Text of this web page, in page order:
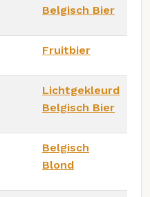
Belgisch Bier
Fruitbier
Lichtgekleurd
Belgisch Bier
Belgisch
Blond